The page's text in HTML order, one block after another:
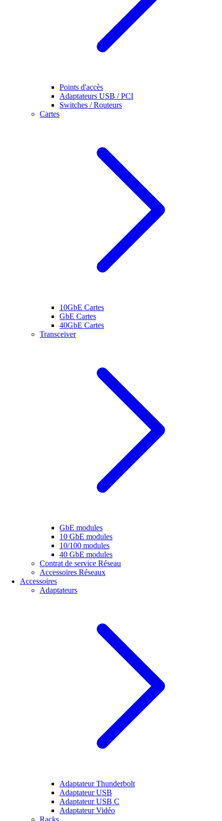
Points d'accès
Adaptateurs USB / PCI
Switches / Routeurs
Cartes
10GbE Cartes
GbE Cartes
40GbE Cartes
Transceiver
GbE modules
10 GbE modules
10/100 modules
40 GbE modules
Contrat de service Réseau
Accessoires Réseaux
Accessoires
Adaptateurs
Adaptateur Thunderbolt
Adaptateur USB
Adaptateur USB C
Adaptateur Vidéo
Racks